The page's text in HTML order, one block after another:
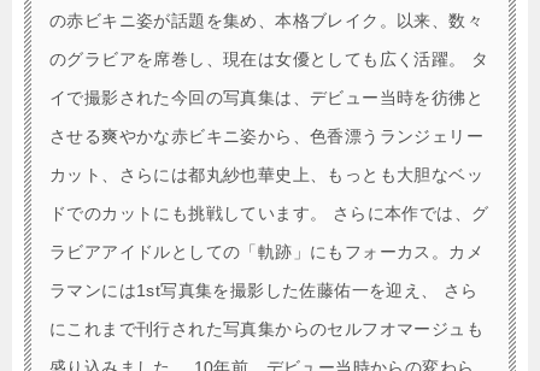
の赤ビキニ姿が話題を集め、本格ブレイク。以来、数々
のグラビアを席巻し、現在は女優としても広く活躍。 タ
イで撮影された今回の写真集は、デビュー当時を彷彿と
させる爽やかな赤ビキニ姿から、色香漂うランジェリー
カット、さらには都丸紗也華史上、もっとも大胆なベッ
ドでのカットにも挑戦しています。 さらに本作では、グ
ラビアアイドルとしての「軌跡」にもフォーカス。カメ
ラマンには1st写真集を撮影した佐藤佑一を迎え、 さら
にこれまで刊行された写真集からのセルフオマージュも